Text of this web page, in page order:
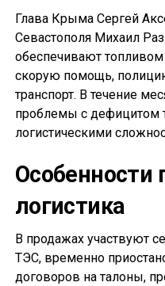
Глава Крыма Сергей
Севастополя Михаил
обеспечивают
скорую помощь,
транспорт. В течение
проблемы с дефицитом
логистическими
Особенности
логистика
В продажах участвуют
ТЭС, временно
договоров на талоны,